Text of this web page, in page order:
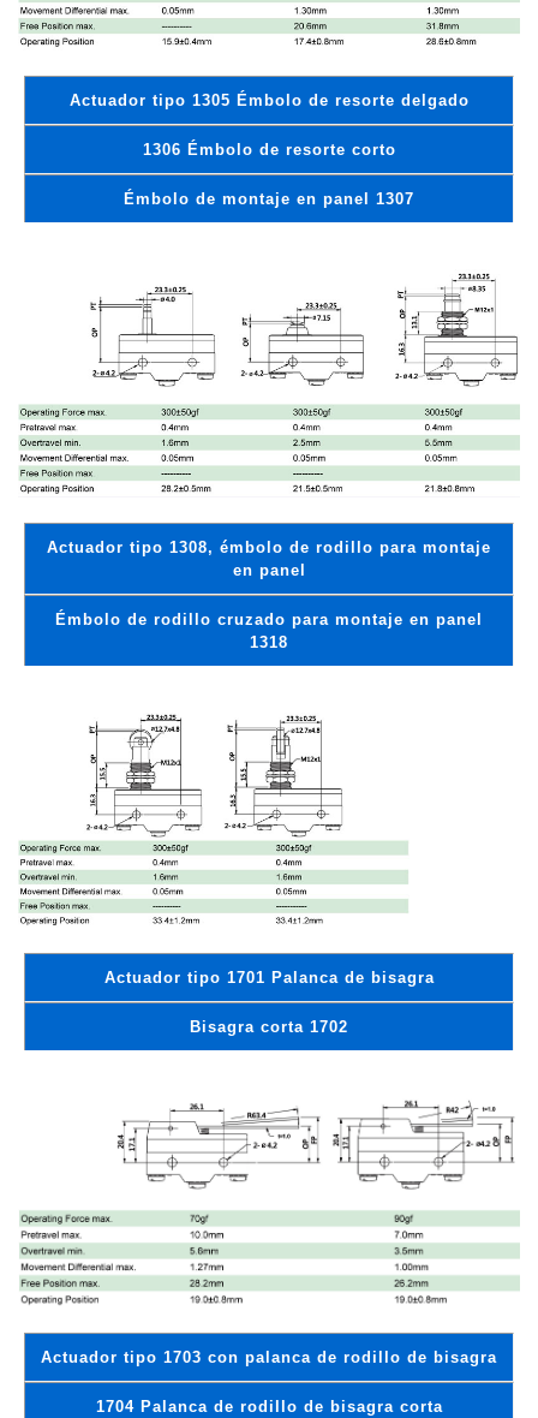
Actuador tipo 1305 Émbolo de resorte delgado
1306 Émbolo de resorte corto
Émbolo de montaje en panel 1307
Actuador tipo 1308, émbolo de rodillo para montaje
en panel
Émbolo de rodillo cruzado para montaje en panel
1318
Actuador tipo 1701 Palanca de bisagra
Bisagra corta 1702
Actuador tipo 1703 con palanca de rodillo de bisagra
1704 Palanca de rodillo de bisagra corta